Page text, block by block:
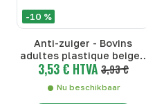
-10 %
Anti-zuiger - Bovins
adultes plastique beige -
Klassieke zuignap - Bovins
adultes plastique beige
3,53 € HTVA 3,93 €
Nu beschikbaar